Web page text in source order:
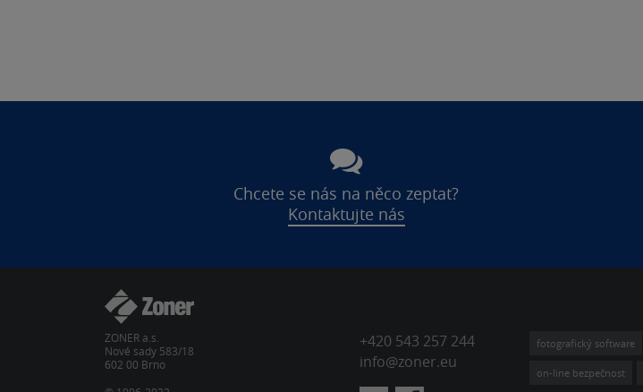
Chcete se nás na něco zeptat?
Kontaktujte nás
ZONER a.s.
Nové sady 583/18
602 00 Brno
+420 543 257 244
info@zoner.eu
fotografický software
on-line bezpečnost